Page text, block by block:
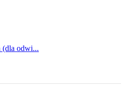
(dla odwi...